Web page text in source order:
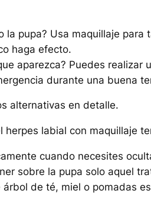
la pupa? Usa maquillaje
haga efecto.
aparezca? Puedes
durante una buena
alternativas en detalle.
herpes labial con maquillaje
cuando necesites
sobre la pupa solo aquel
de té, miel o pomadas